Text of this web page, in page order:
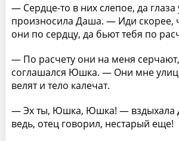
— Сердце-то в них слепое, да
произносила Даша. — Иди скорее,
они по сердцу, да бьют тебя по
— По расчету они на меня
соглашался Юшка. — Они мне
велят и тело калечат.
— Эх ты, Юшка, Юшка! — вздыхала
ведь, отец говорил, нестарый еще!